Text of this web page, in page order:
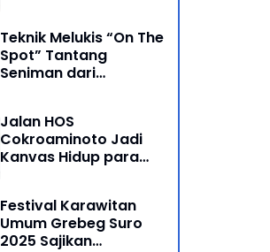
Teknik Melukis “On The
Spot” Tantang
Seniman dari
Jalan HOS
Cokroaminoto Jadi
Kanvas Hidup para
Festival Karawitan
Umum Grebeg Suro
2025 Sajikan